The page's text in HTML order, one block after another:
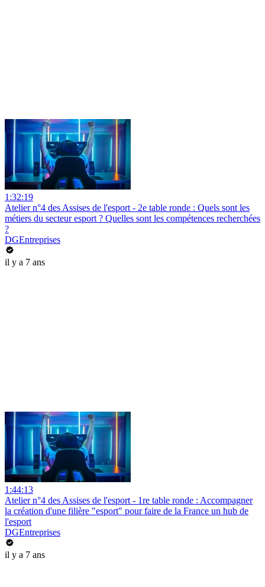
1:32:19
Atelier n°4 des Assises de l'esport - 2e table ronde : Quels sont les
métiers du secteur esport ? Quelles sont les compétences recherchées
?
DGEntreprises
il y a 7 ans
1:44:13
Atelier n°4 des Assises de l'esport - 1re table ronde : Accompagner
la création d'une filière "esport" pour faire de la France un hub de
l'esport
DGEntreprises
il y a 7 ans